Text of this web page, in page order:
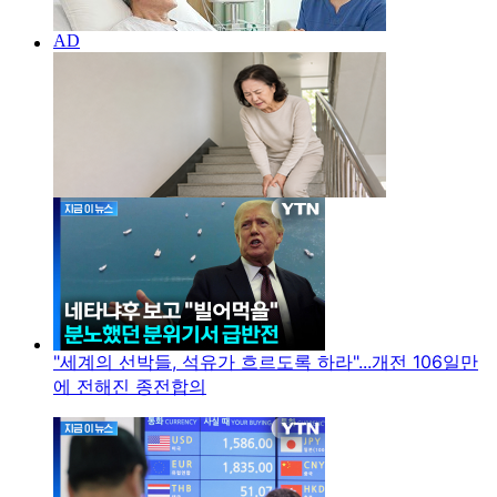
"세계의 선박들, 석유가 흐르도록 하라"...개전 106일만
에 전해진 종전합의